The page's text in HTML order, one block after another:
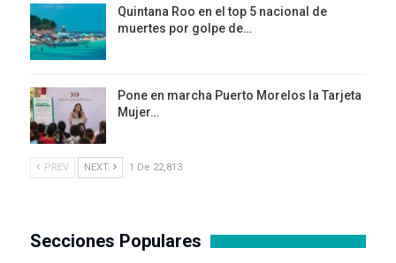
Quintana Roo en el top 5 nacional de
muertes por golpe de…
Pone en marcha Puerto Morelos la Tarjeta
Mujer…
PREV NEXT 1 De 22,813
Secciones Populares